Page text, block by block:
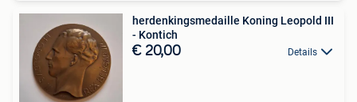
herdenkingsmedaille Koning Leopold III
- Kontich
€ 20,00 Details